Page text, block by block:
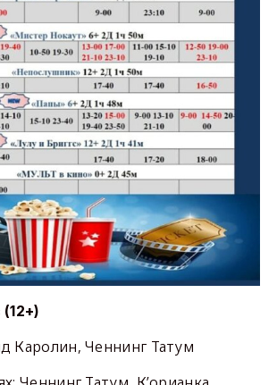
Каролин, Ченнинг Татум